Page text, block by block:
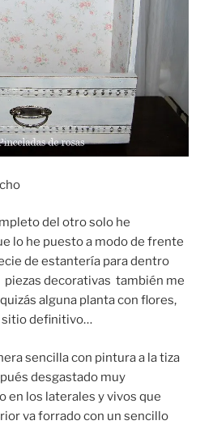
del otro solo he
lo he puesto a modo de frente
de estantería para dentro
piezas decorativas también me
alguna planta con flores,
sitio definitivo…
sencilla con pintura a la tiza
desgastado muy
en los laterales y vivos que
va forrado con un sencillo